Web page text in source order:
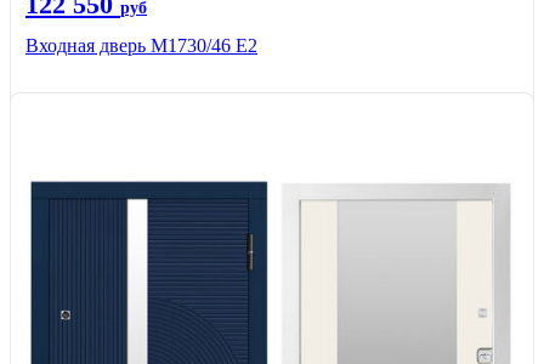
руб
Входная дверь М1730/46 Е2